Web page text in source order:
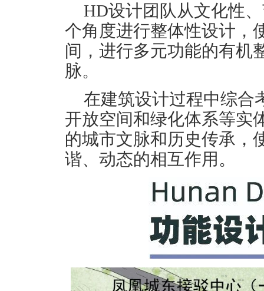
HD设计团队从文化性
个角度进行整体性设计，
间，进行多元功能的有机
脉。
在建筑设计过程中综合
开放空间和绿化体系等实
的城市文脉和历史传承，
谐、动态的相互作用。